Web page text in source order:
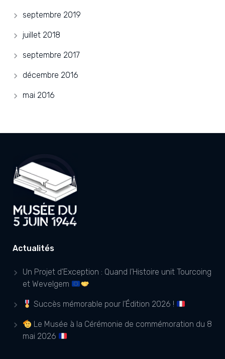
septembre 2019
juillet 2018
septembre 2017
décembre 2016
mai 2016
Actualités
Un Projet d’Exception : Quand l’Histoire unit Tourcoing
et Wevelgem
Succès mémorable pour l’Édition 2026 !
Le Musée à la Cérémonie de commémoration du 8
mai 2026